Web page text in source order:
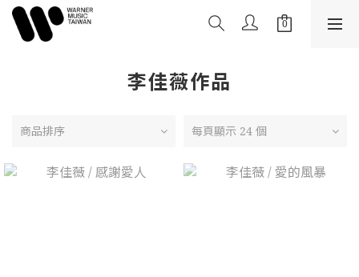
李佳薇作品
商品排序 每頁顯示 24 個